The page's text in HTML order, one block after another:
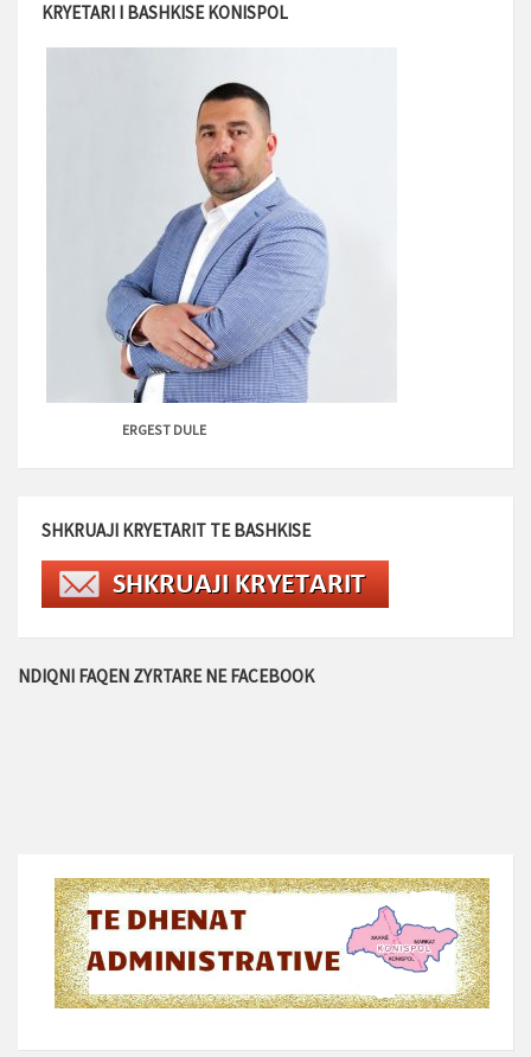
KRYETARI I BASHKISE KONISPOL
ERGEST DULE
SHKRUAJI KRYETARIT TE BASHKISE
NDIQNI FAQEN ZYRTARE NE FACEBOOK